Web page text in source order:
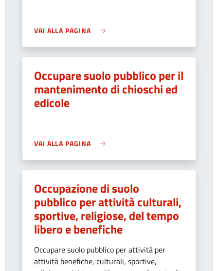
VAI ALLA PAGINA
Occupare suolo pubblico per il
mantenimento di chioschi ed
edicole
VAI ALLA PAGINA
Occupazione di suolo
pubblico per attività culturali,
sportive, religiose, del tempo
libero e benefiche
Occupare suolo pubblico per attività per
attività benefiche, culturali, sportive,